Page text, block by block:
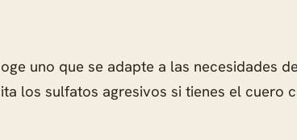
uno que se adapte a las necesidades
los sulfatos agresivos si tienes el cuero